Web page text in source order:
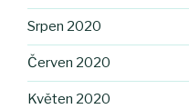
Srpen 2020
Červen 2020
Květen 2020